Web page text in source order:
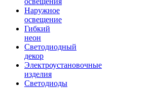
Наружное
освещение
Гибкий
неон
Светодиодный
декор
Электроустановочные
изделия
Светодиоды